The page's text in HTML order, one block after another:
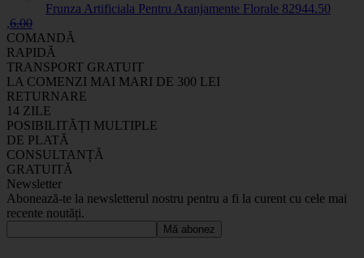
Frunza Artificiala Pentru Aranjamente Florale 82944.50
,6.00
COMANDĂ
RAPIDĂ
TRANSPORT GRATUIT
LA COMENZI MAI MARI DE 300 LEI
RETURNARE
14 ZILE
POSIBILITĂȚI MULTIPLE
DE PLATĂ
CONSULTANȚĂ
GRATUITĂ
Newsletter
Abonează-te la newsletterul nostru pentru a fi la curent cu cele mai
recente noutăți.
Mă abonez